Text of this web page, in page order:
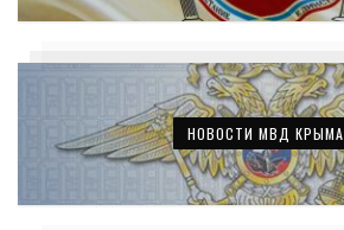
НОВОСТИ МВД КРЫМА